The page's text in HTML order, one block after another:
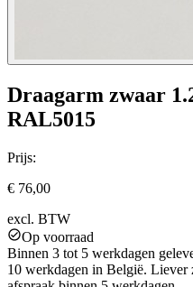
Draagarm zwaar
RAL5015
Prijs:
€ 76,00
excl. BTW
Op voorraad
Binnen 3 tot 5 werkdagen
10 werkdagen in België. Liever